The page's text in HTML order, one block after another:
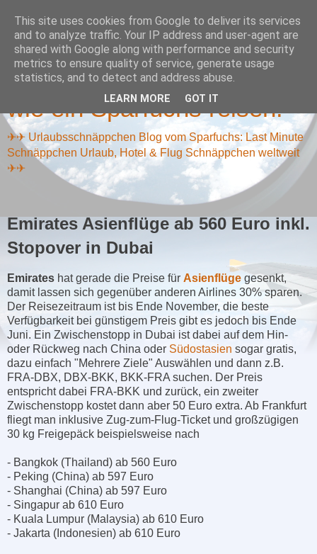
Reiseschnäppchen Blog -
wie ein Sparfuchs reisen!
✈✈ Urlaubsschnäppchen Blog vom Sparfuchs: Last Minute
Schnäppchen Urlaub, Hotel & Flug Schnäppchen weltweit
✈✈
Emirates Asienflüge ab 560 Euro inkl.
Stopover in Dubai
Emirates hat gerade die Preise für Asienflüge gesenkt,
damit lassen sich gegenüber anderen Airlines 30% sparen.
Der Reisezeitraum ist bis Ende November, die beste
Verfügbarkeit bei günstigem Preis gibt es jedoch bis Ende
Juni. Ein Zwischenstopp in Dubai ist dabei auf dem Hin-
oder Rückweg nach China oder Südostasien sogar gratis,
dazu einfach "Mehrere Ziele" Auswählen und dann z.B.
FRA-DBX, DBX-BKK, BKK-FRA suchen. Der Preis
entspricht dabei FRA-BKK und zurück, ein zweiter
Zwischenstopp kostet dann aber 50 Euro extra. Ab Frankfurt
fliegt man inklusive Zug-zum-Flug-Ticket und großzügigen
30 kg Freigepäck beispielsweise nach
- Bangkok (Thailand) ab 560 Euro
- Peking (China) ab 597 Euro
- Shanghai (China) ab 597 Euro
- Singapur ab 610 Euro
- Kuala Lumpur (Malaysia) ab 610 Euro
- Jakarta (Indonesien) ab 610 Euro
This site uses cookies from Google to deliver its services
and to analyze traffic. Your IP address and user-agent are
shared with Google along with performance and security
metrics to ensure quality of service, generate usage
statistics, and to detect and address abuse.
LEARN MORE GOT IT